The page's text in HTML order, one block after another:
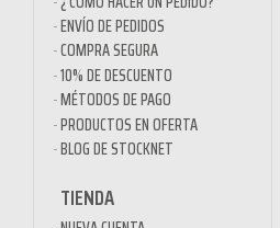
ENVÍO DE PEDIDOS
COMPRA SEGURA
10% DE DESCUENTO
MÉTODOS DE PAGO
PRODUCTOS EN OFERTA
BLOG DE STOCKNET
TIENDA